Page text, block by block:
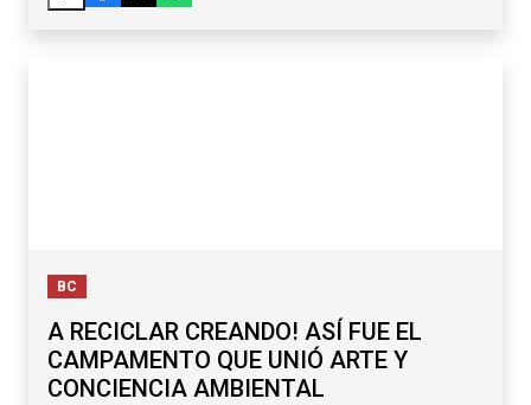
BC
A RECICLAR CREANDO! ASÍ FUE EL
CAMPAMENTO QUE UNIÓ ARTE Y
CONCIENCIA AMBIENTAL